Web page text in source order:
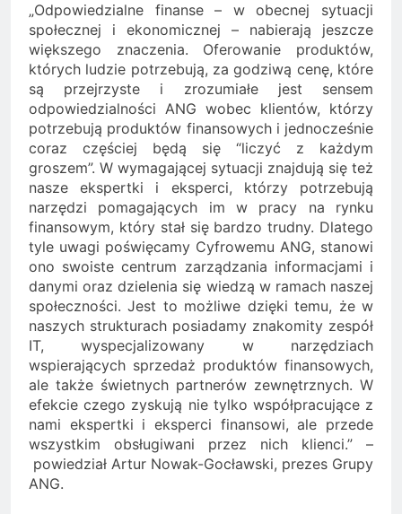
„Odpowiedzialne finanse – w obecnej sytuacji
społecznej i ekonomicznej – nabierają jeszcze
większego znaczenia. Oferowanie produktów,
których ludzie potrzebują, za godziwą cenę, które
są przejrzyste i zrozumiałe jest sensem
odpowiedzialności ANG wobec klientów, którzy
potrzebują produktów finansowych i jednocześnie
coraz częściej będą się “liczyć z każdym
groszem”. W wymagającej sytuacji znajdują się też
nasze ekspertki i eksperci, którzy potrzebują
narzędzi pomagających im w pracy na rynku
finansowym, który stał się bardzo trudny. Dlatego
tyle uwagi poświęcamy Cyfrowemu ANG, stanowi
ono swoiste centrum zarządzania informacjami i
danymi oraz dzielenia się wiedzą w ramach naszej
społeczności. Jest to możliwe dzięki temu, że w
naszych strukturach posiadamy znakomity zespół
IT, wyspecjalizowany w narzędziach
wspierających sprzedaż produktów finansowych,
ale także świetnych partnerów zewnętrznych. W
efekcie czego zyskują nie tylko współpracujące z
nami ekspertki i eksperci finansowi, ale przede
wszystkim obsługiwani przez nich klienci.” –
powiedział Artur Nowak-Gocławski, prezes Grupy
ANG.